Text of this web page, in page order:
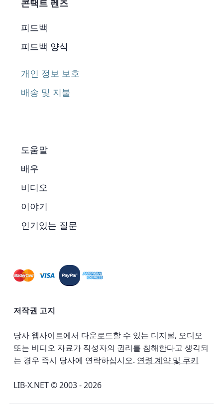
콘택트 렌즈
피드백
피드백 양식
개인 정보 보호
배송 및 지불
도움말
배우
비디오
이야기
인기있는 질문
저작권 고지
당사 웹사이트에서 다운로드할 수 있는 디지털, 오디오
또는 비디오 자료가 작성자의 권리를 침해한다고 생각되
는 경우 즉시 당사에 연락하십시오. 연령 계약 및 쿠키
LIB-X.NET © 2003 - 2026